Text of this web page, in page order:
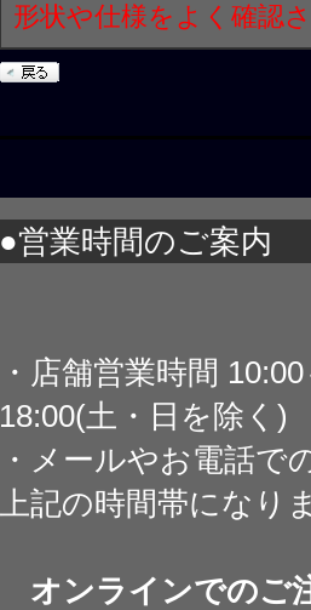
形状や仕様をよく確認
●営業時間のご案内
・店舗営業時間
18:00(土・日を除く)
・メールやお電話で
上記の時間帯になり
オンラインでのご